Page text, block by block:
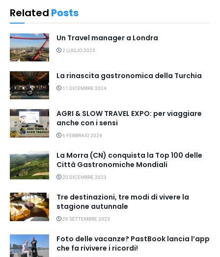
Related Posts
Un Travel manager a Londra
2 LUGLIO 2025
La rinascita gastronomica della Turchia
11 DICEMBRE 2024
AGRI & SLOW TRAVEL EXPO: per viaggiare
anche con i sensi
6 FEBBRAIO 2024
La Morra (CN) conquista la Top 100 delle
Città Gastronomiche Mondiali
20 DICEMBRE 2023
Tre destinazioni, tre modi di vivere la
stagione autunnale
26 SETTEMBRE 2023
Foto delle vacanze? PastBook lancia l’app
che fa rivivere i ricordi!